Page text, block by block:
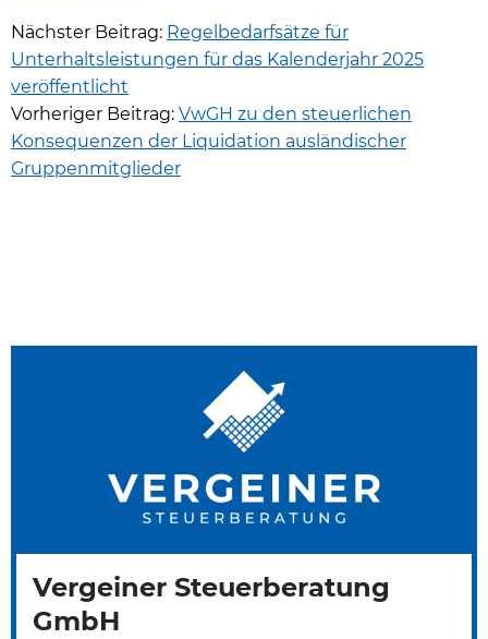
Nächster Beitrag: Regelbedarfsätze für
Unterhaltsleistungen für das Kalenderjahr 2025
veröffentlicht
Vorheriger Beitrag: VwGH zu den steuerlichen
Konsequenzen der Liquidation ausländischer
Gruppenmitglieder
Vergeiner Steuerberatung
GmbH